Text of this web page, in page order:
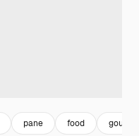
pane food